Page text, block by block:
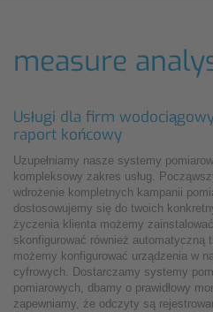
measure
Usługi dla firm
raport końcowy
Uzupełniamy nasze systemy
kompleksowy zakres usług.
wdrożenie kompletnych kampanii
dostosowujemy się do twoich
życzenia klienta możemy
skonfigurować również automatyczną
możemy konfigurować urządzenia w
cyfrowych. Dostarczamy systemy
pomiarowych, dbamy o prawidłowy
zapewniamy, że odczyty są